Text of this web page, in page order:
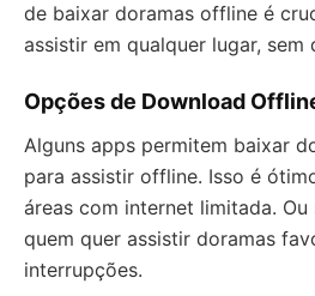
de baixar doramas offline é
assistir em qualquer lugar, sem
Opções de Download
Alguns apps permitem baixar
para assistir offline. Isso é
áreas com internet limitada.
quem quer assistir doramas
interrupções.